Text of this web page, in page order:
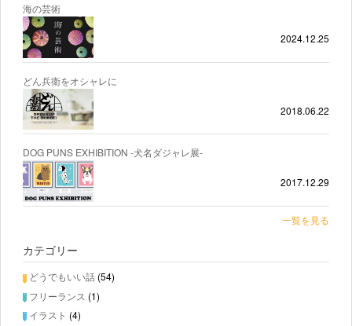
海の芸術
2024.12.25
どん兵衛をオシャレに
2018.06.22
DOG PUNS EXHIBITION -犬名ダジャレ展-
2017.12.29
一覧を見る
カテゴリー
どうでもいい話 (54)
フリーランス (1)
イラスト (4)